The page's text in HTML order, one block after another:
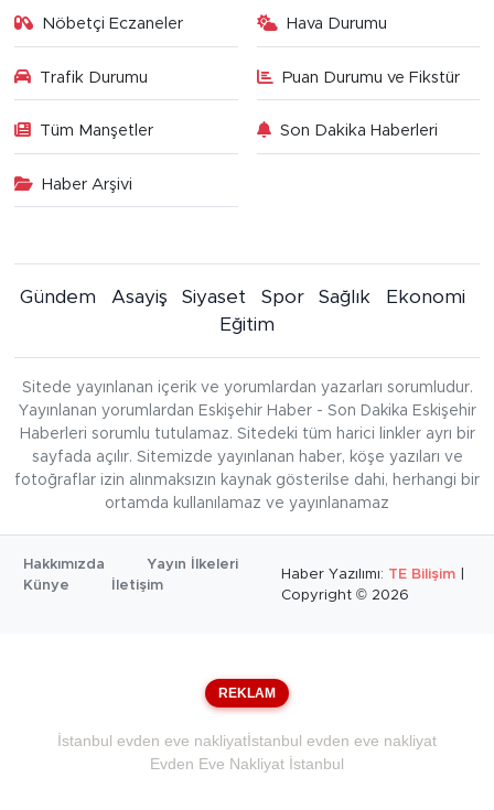
Nöbetçi Eczaneler Hava Durumu
Trafik Durumu Puan Durumu ve Fikstür
Tüm Manşetler Son Dakika Haberleri
Haber Arşivi
Gündem Asayiş Siyaset Spor Sağlık
Ekonomi
Eğitim
Sitede yayınlanan içerik ve yorumlardan yazarları sorumludur.
Yayınlanan yorumlardan Eskişehir Haber - Son Dakika Eskişehir
Haberleri sorumlu tutulamaz. Sitedeki tüm harici linkler ayrı bir
sayfada açılır. Sitemizde yayınlanan haber, köşe yazıları ve
fotoğraflar izin alınmaksızın kaynak gösterilse dahi, herhangi bir
ortamda kullanılamaz ve yayınlanamaz
Hakkımızda
Yayın İlkeleri
Künye
İletişim
Haber Yazılımı: TE Bilişim
Copyright © 2026
REKLAM
İstanbul evden eve nakliyatİstanbul evden eve nakliyat
Evden Eve Nakliyat İstanbul